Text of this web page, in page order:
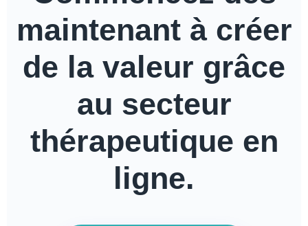
maintenant à créer
de la valeur grâce
au secteur
thérapeutique en
ligne.